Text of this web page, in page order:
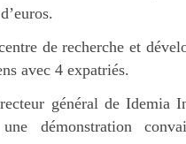
de recherche et
avec 4 expatriés.
général de Idemia
démonstration